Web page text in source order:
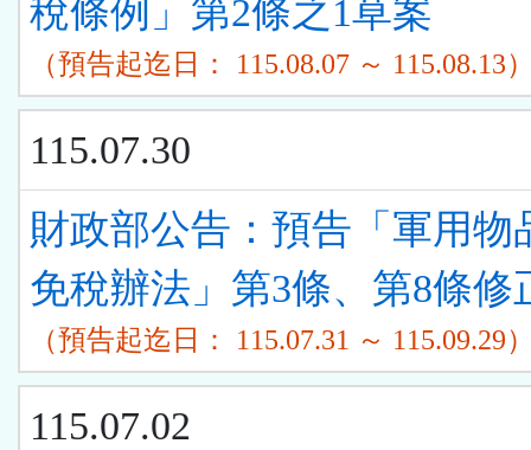
單)
看
清
單)
稅條例」第2條之1草案
（預告起迄日： 115.08.07 ～ 115.08.13
115.07.30
財政部公告：預告「軍用物
免稅辦法」第3條、第8條修
（預告起迄日： 115.07.31 ～ 115.09.29
115.07.02